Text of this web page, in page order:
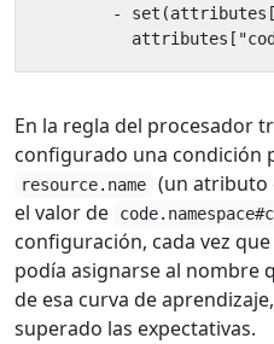
-
En la regla del procesador
configurado una condición
resource.name
(un atributo
el valor de
configuración, cada vez
podía asignarse al nombre
de esa curva de
superado las expectativas.